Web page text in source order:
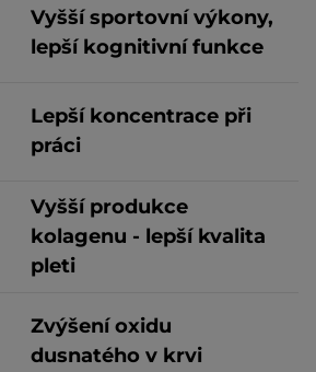
Vyšší sportovní výkony,
lepší kognitivní funkce
Lepší koncentrace při
práci
Vyšší produkce
kolagenu - lepší kvalita
pleti
Zvýšení oxidu
dusnatého v krvi